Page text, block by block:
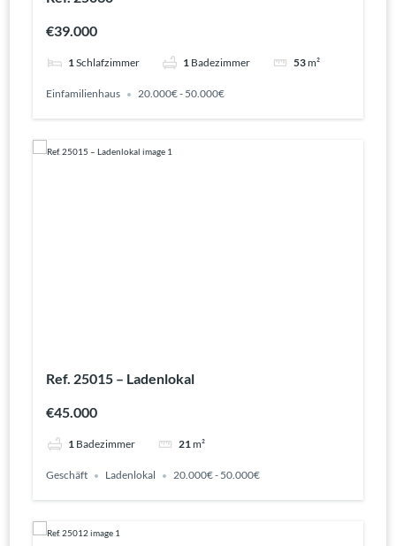
€39.000
1Schlafzimmer 1 Badezimmer 53m²
Einfamilienhaus 20.000€ - 50.000€
Ref. 25015 – Ladenlokal
€45.000
1 Badezimmer 21m²
Geschäft Ladenlokal 20.000€ - 50.000€